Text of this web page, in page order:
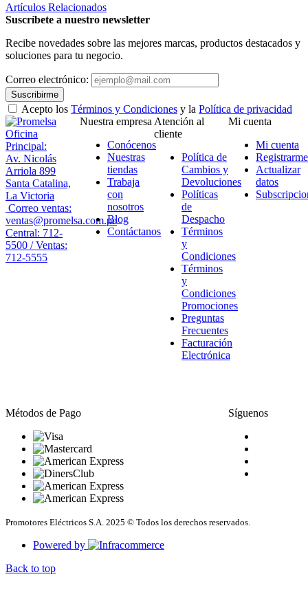
Artículos Relacionados
Suscríbete a nuestro newsletter
Recibe novedades sobre las mejores marcas, productos destacados y
soluciones para tu negocio.
Correo electrónico:
Suscribirme
Acepto los Términos y Condiciones y la Política de privacidad
Oficina
Principal:
Av. Nicolás
Arriola 899
Santa Catalina,
La Victoria
Correo ventas:
ventas@promelsa.com.pe
Central: 712-
5500 / Ventas:
712-5555
Nuestra empresa
Conócenos
Nuestras
tiendas
Trabaja
con
nosotros
Blog
Contáctanos
Atención al
cliente
Política de
Cambios y
Devoluciones
Políticas
de
Despacho
Términos
y
Condiciones
Términos
y
Condiciones
Promociones
Preguntas
Frecuentes
Facturación
Electrónica
Mi cuenta
Mi cuenta
Registrarme
Actualizar
datos
Métodos de Pago Síguenos
Promotores Eléctricos S.A. 2025 © Todos los derechos reservados.
Powered by
Back to top